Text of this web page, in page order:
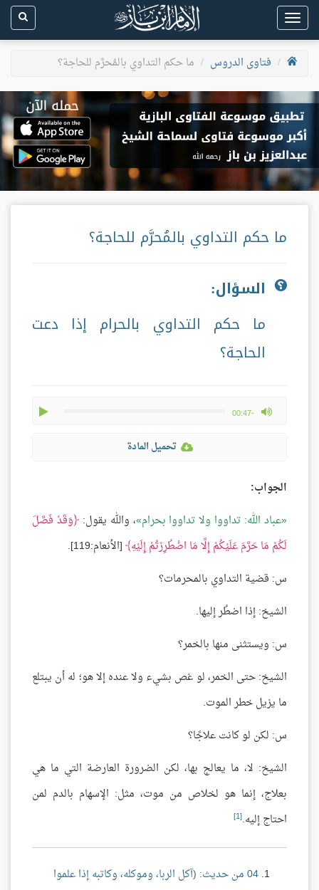
Toggle
navigation
فتاوى الدروس
ما حكم التداوي بالمُحرَّم للحاجة؟
ما حكم التداوي بالمُحرَّم للحاجة؟
السؤال:
ما حكم التداوي بالحرام إذا دعت
الحاجة؟
-00:47
max volume
تحميل المادة
الجواب:
عباد الله: تداووا ولا تداووا بحرام ، والله يقول: وَقَدْ فَصَّلَ
لَكُمْ مَا حَرَّمَ عَلَيْكُمْ إِلَّا مَا اضْطُرِرْتُمْ إِلَيْهِ [الأنعام:119].
س: قضية التداوي بالمحرمات؟
الشيخ: إذا اضطُر إليها.
س: ويستثنى منها بالخمر؟
الشيخ: حتى الخمر، لو غص بشيء ولا عنده إلا هو؛ له أن يبتلع
ما يزيل خطر الموت.
س: لكن لو كانت علاجًا؟
الشيخ: لا، ما يعالج بها، لكن الضرورة العارضة التي ما هي
بعلاج، إنما هو لخلاص من موت، مثل: الإسهام بالدم لمن
احتاج إليه.[1]
04 من حديث: (آكل الربا، وموكله، وكاتبه إذا علموا